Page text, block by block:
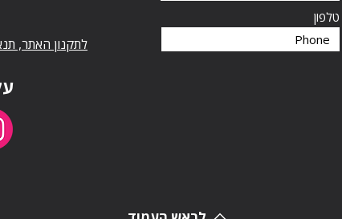
לתקנון האתר,
טלפון